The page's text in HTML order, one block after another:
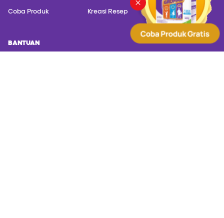
Coba Produk Kreasi Resep
BANTUAN